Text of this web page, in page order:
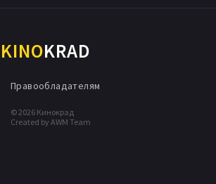
KINOKRAD
© 2026 Кинокрад
Created by AWM Team
Правообладателям